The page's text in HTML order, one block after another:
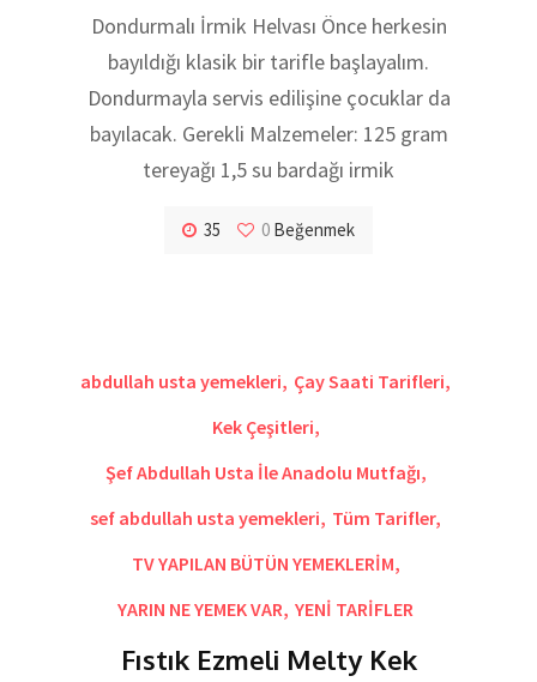
Dondurmalı İrmik Helvası Önce herkesin
bayıldığı klasik bir tarifle başlayalım.
Dondurmayla servis edilişine çocuklar da
bayılacak. Gerekli Malzemeler: 125 gram
tereyağı 1,5 su bardağı irmik
35 0 Beğenmek
abdullah usta yemekleri, Çay Saati Tarifleri,
Kek Çeşitleri,
Şef Abdullah Usta İle Anadolu Mutfağı,
sef abdullah usta yemekleri, Tüm Tarifler,
TV YAPILAN BÜTÜN YEMEKLERİM,
YARIN NE YEMEK VAR, YENİ TARİFLER
Fıstık Ezmeli Melty Kek